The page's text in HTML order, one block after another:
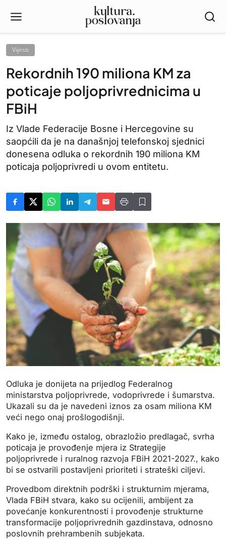
Vijesti
Rekordnih 190 miliona KM za
poticaje poljoprivrednicima u
FBiH
Iz Vlade Federacije Bosne i Hercegovine su
saopćili da je na današnjoj telefonskoj sjednici
donesena odluka o rekordnih 190 miliona KM
poticaja poljoprivredi u ovom entitetu.
Odluka je donijeta na prijedlog Federalnog
ministarstva poljoprivrede, vodoprivrede i šumarstva.
Ukazali su da je navedeni iznos za osam miliona KM
veći nego onaj prošlogodišnji.
Kako je, između ostalog, obrazložio predlagač, svrha
poticaja je provođenje mjera iz Strategije
poljoprivrede i ruralnog razvoja FBiH 2021-2027., kako
bi se ostvarili postavljeni prioriteti i strateški ciljevi.
Provedbom direktnih podrški i strukturnim mjerama,
Vlada FBiH stvara, kako su ocijenili, ambijent za
povećanje konkurentnosti i provođenje strukturne
transformacije poljoprivrednih gazdinstava, odnosno
poslovnih prehrambenih subjekata.